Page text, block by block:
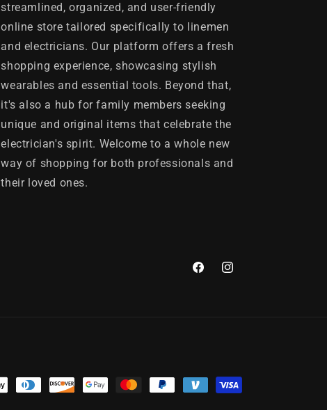
streamlined, organized, and user-friendly
online store tailored specifically to linemen
and electricians. Our platform offers a fresh
shopping experience, showcasing stylish
wearables and essential tools. Beyond that,
it's also a hub for family members seeking
unique and original items that celebrate the
electrician's spirit. Welcome to a whole new
way of shopping for both professionals and
their loved ones.
FacebookInstagram